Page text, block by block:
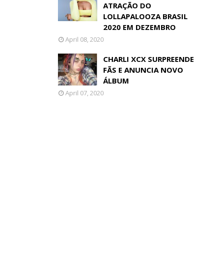
ATRAÇÃO DO
LOLLAPALOOZA BRASIL
2020 EM DEZEMBRO
April 08, 2020
CHARLI XCX SURPREENDE
FÃS E ANUNCIA NOVO
ÁLBUM
April 07, 2020